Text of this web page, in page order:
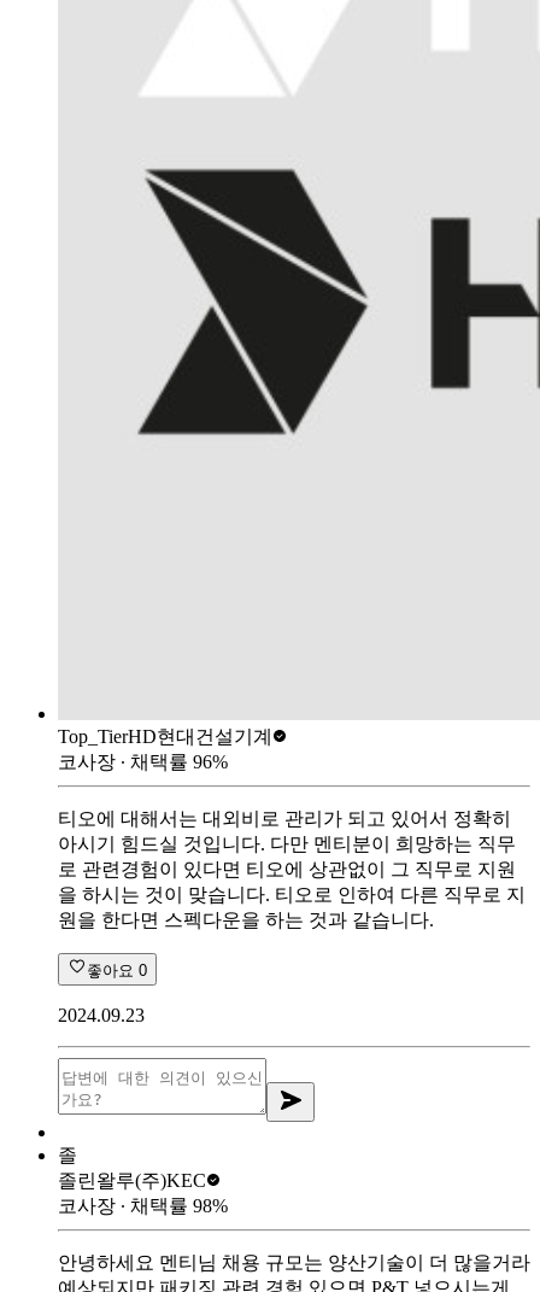
Top_TierHD현대건설기계
코사장 ∙ 채택률 96%
티오에 대해서는 대외비로 관리가 되고 있어서 정확히
아시기 힘드실 것입니다. 다만 멘티분이 희망하는 직무
로 관련경험이 있다면 티오에 상관없이 그 직무로 지원
을 하시는 것이 맞습니다. 티오로 인하여 다른 직무로 지
원을 한다면 스펙다운을 하는 것과 같습니다.
좋아요 0
2024.09.23
졸
졸린왈루(주)KEC
코사장 ∙ 채택률 98%
안녕하세요 멘티님 채용 규모는 양산기술이 더 많을거라
예상되지만 패키징 관련 경험 있으면 P&T 넣으시는게